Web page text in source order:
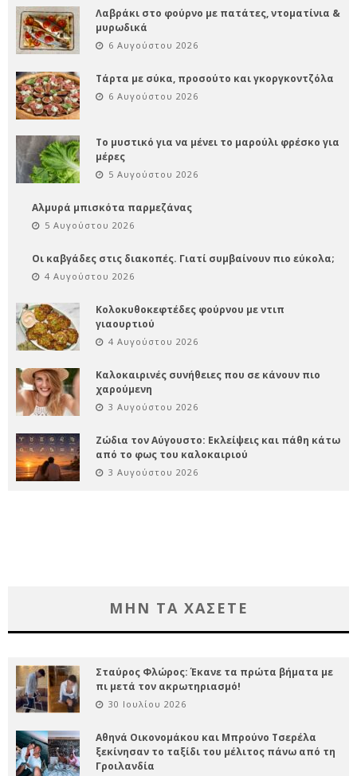
Λαβράκι στο φούρνο με πατάτες, ντοματίνια &
μυρωδικά
6 Αυγούστου 2026
Τάρτα με σύκα, προσούτο και γκοργκοντζόλα
6 Αυγούστου 2026
Το μυστικό για να μένει το μαρούλι φρέσκο για
μέρες
5 Αυγούστου 2026
Αλμυρά μπισκότα παρμεζάνας
5 Αυγούστου 2026
Οι καβγάδες στις διακοπές. Γιατί συμβαίνουν πιο εύκολα;
4 Αυγούστου 2026
Κολοκυθοκεφτέδες φούρνου με ντιπ
γιαουρτιού
4 Αυγούστου 2026
Καλοκαιρινές συνήθειες που σε κάνουν πιο
χαρούμενη
3 Αυγούστου 2026
Ζώδια τον Αύγουστο: Εκλείψεις και πάθη κάτω
από το φως του καλοκαιριού
3 Αυγούστου 2026
ΜΗΝ ΤΑ ΧΑΣΕΤΕ
Σταύρος Φλώρος: Έκανε τα πρώτα βήματα με
πι μετά τον ακρωτηριασμό!
30 Ιουλίου 2026
Αθηνά Οικονομάκου και Μπρούνο Τσερέλα
ξεκίνησαν το ταξίδι του μέλιτος πάνω από τη
Γροιλανδία